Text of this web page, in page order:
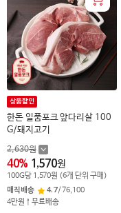
한돈 일품포크 앞다리살 100
G/돼지고기
상품할인
2,630원
40% 1,570원
100G당 1,570원 (6개 단위 구매)
매직배송
4.7/76,100
4만원↑무료배송